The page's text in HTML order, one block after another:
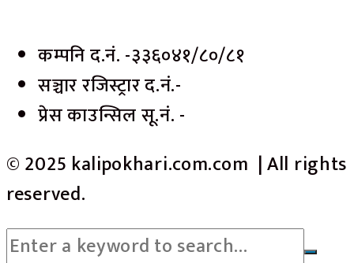
कम्पनि द.नं. -३३६०४१/८०/८१
सञ्चार रजिस्ट्रार द.नं.-
प्रेस काउन्सिल सू.नं. -
© 2025 kalipokhari.com.com | All rights
reserved.